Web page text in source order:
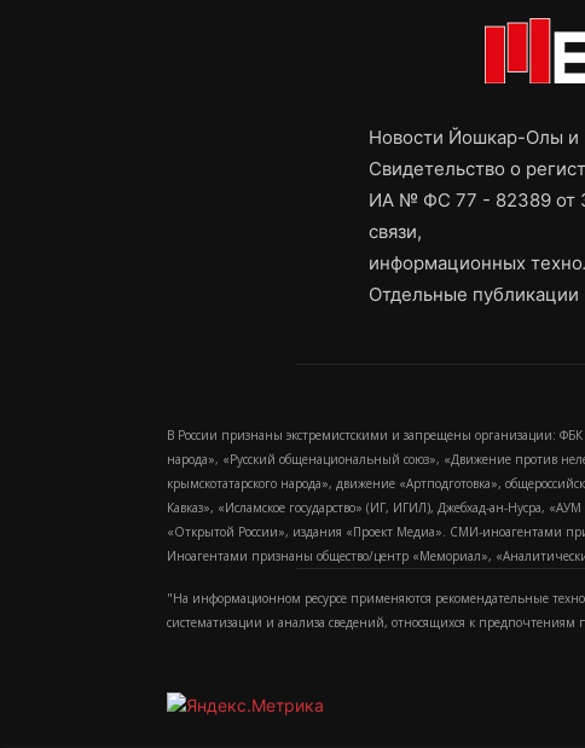
Новости Йошкар-Олы и
Свидетельство о
ИА № ФС 77 - 82389 от
связи,
информационных
Отдельные
В России признаны экстремистскими и запрещены организации:
народа», «Русский общенациональный союз», «Движение против
крымскотатарского народа», движение «Артподготовка»,
Кавказ», «Исламское государство» (ИГ, ИГИЛ), Джебхад-ан-Нусра,
«Открытой России», издания «Проект Медиа». СМИ-иноагентами
Иноагентами признаны общество/центр «Мемориал»,
"На информационном ресурсе применяются рекомендательные
систематизации и анализа сведений, относящихся к